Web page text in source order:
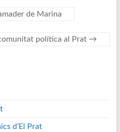
de Marina
política al Prat →
d’El Prat